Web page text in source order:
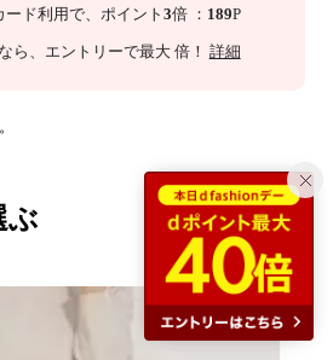
ード利用で、 ポイント 3倍 ： 189P
ら 、エントリーで最大 倍！ 詳細
ぶ